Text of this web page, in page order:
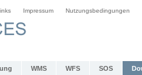
Impressum Nutzungsbedingungen
WMS WFS SOS